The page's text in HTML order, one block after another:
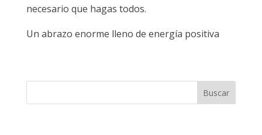
necesario que hagas todos.
Un abrazo enorme lleno de energía positiva